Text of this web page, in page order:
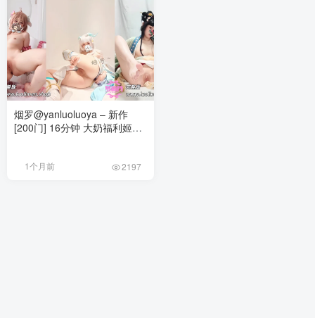
烟罗@yanluoluoya – 新作
[200门] 16分钟 大奶福利姬门
1个月前 2197